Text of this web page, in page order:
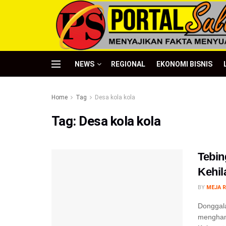
NEWS REGIONAL EKONOMI BISNIS
Home Tag Desa kola kola
Tag: Desa kola kola
BY MEJA